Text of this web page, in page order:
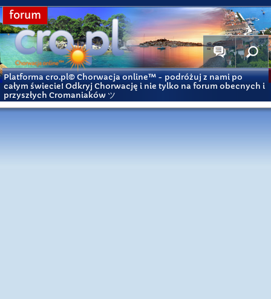
forum
Platforma cro.pl© Chorwacja online™ - podróżuj z nami po
całym świecie! Odkryj Chorwację i nie tylko na forum obecnych i
przyszłych Cromaniaków ツ